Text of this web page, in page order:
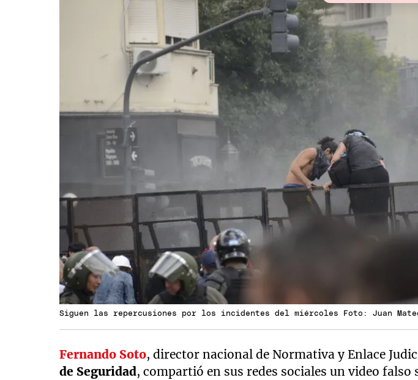
Siguen las repercusiones por los incidentes del miércoles Foto: Juan
Fernando Soto, director nacional de Normativa y Enlace
de Seguridad, compartió en sus redes sociales un video falso